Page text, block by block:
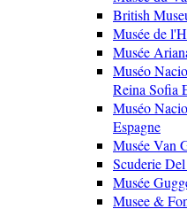
British
Musée de
Musée
Muséo
Reina Sofia
Muséo
Espagne
Musée Van
Scuderie
Musée
Musee &